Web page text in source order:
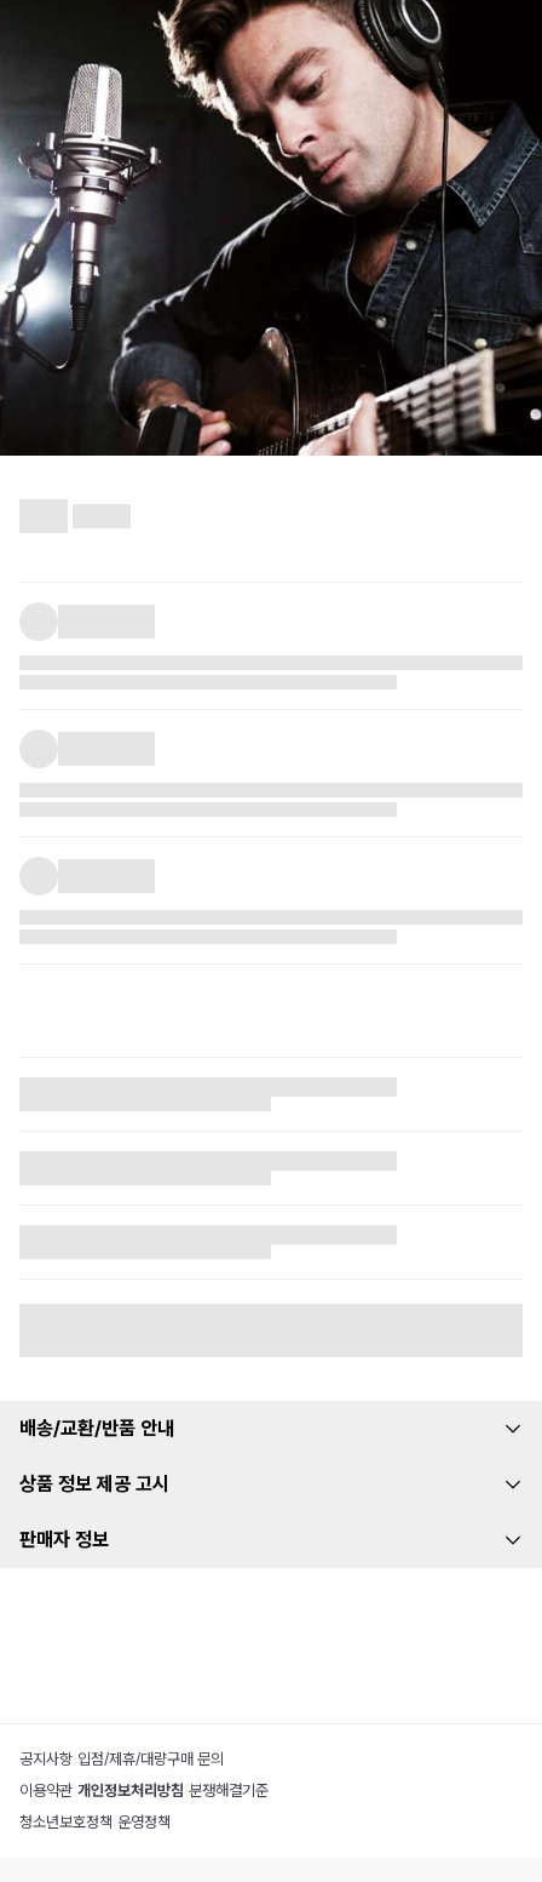
배송/교환/반품 안내
상품 정보 제공 고시
판매자 정보
공지사항 입점/제휴/대량구매 문의
이용약관 개인정보처리방침 분쟁해결기준
청소년보호정책 운영정책